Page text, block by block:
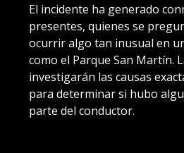
El incidente ha generado
presentes, quienes se
ocurrir algo tan inusual en
como el Parque San Martín.
investigarán las causas
para determinar si hubo
parte del conductor.